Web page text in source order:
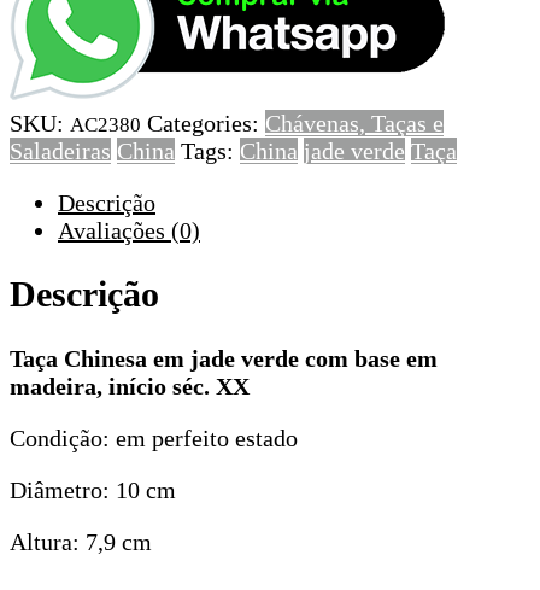
Chinesa
em
jade
verde
com
base
madeira,
início
XX
SKU: AC2380 Categories: Chávenas, Taças e
Saladeiras China Tags: China jade verde Taça
Descrição
Avaliações (0)
Descrição
Taça Chinesa em jade verde com base em
madeira, início séc. XX
Condição: em perfeito estado
Diâmetro: 10 cm
Altura: 7,9 cm